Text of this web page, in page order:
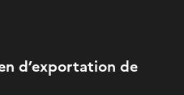
d’exportation de